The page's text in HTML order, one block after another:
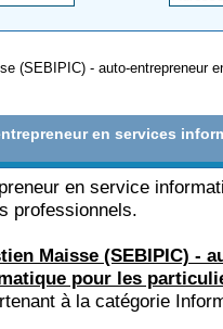
(SEBIPIC) - auto-entrepreneur
en services
en service
professionnels.
Maisse (SEBIPIC) -
pour les
à la catégorie